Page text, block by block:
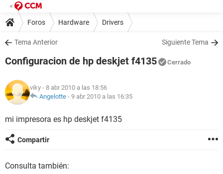
Foros Hardware Drivers
Tema Anterior Siguiente Tema
Configuracion de hp deskjet f4135 Cerrado
viky - 8 abr 2010 a las 18:56
Angelotte - 9 abr 2010 a las 16:35
mi impresora es hp deskjet f4135
Compartir
Consulta también: